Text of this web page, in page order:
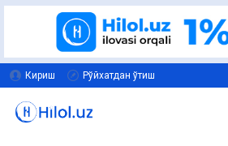
Кириш Рўйхатдан ўтиш